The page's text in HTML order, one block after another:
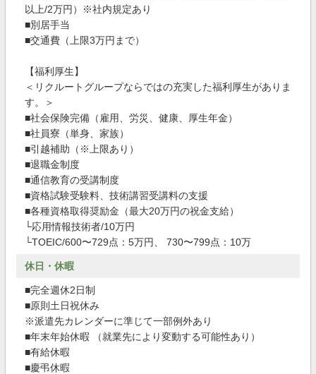
以上/2万円）※社内規定あり
■別居手当
■交通費（上限3万円まで）
【福利厚生】
＜リクルートグループならではの充実した福利厚生がありま
す。＞
■社会保険完備（雇用、労災、健康、厚生年金）
■社員寮（単身、家族）
■引越補助（※上限あり）
■退職金制度
■通信教育の受講制度
■資格試験受験料、技術講習受講料の支援
■各種資格取得奨励金（最大20万円の祝金支給）
└応用情報技術者/10万円
└TOEIC/600〜729点：5万円、 730〜799点：10万
休日・休暇
■完全週休2日制
■原則土日祝休み
※派遣先カレンダーに準じて一部例外あり
■年末年始休暇 （就業先により変動する可能性あり）
■有給休暇
■慶弔休暇